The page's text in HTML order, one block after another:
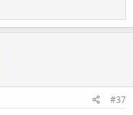
#37